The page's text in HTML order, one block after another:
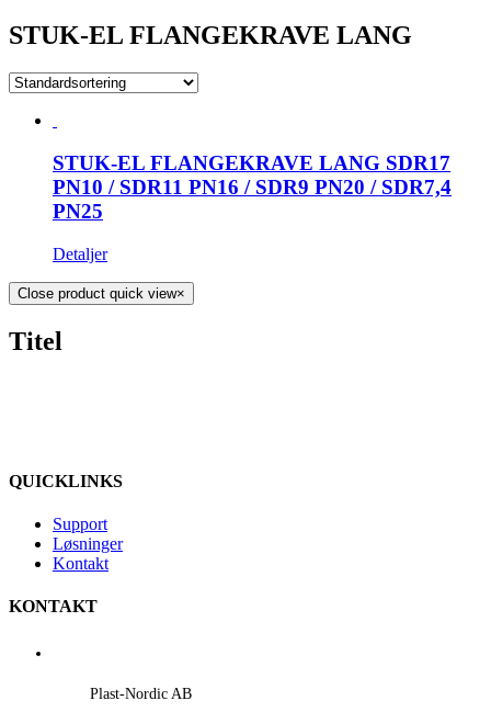
STUK-EL FLANGEKRAVE LANG
STUK-EL FLANGEKRAVE LANG SDR17
PN10 / SDR11 PN16 / SDR9 PN20 / SDR7,4
PN25
Detaljer
Close product quick view×
Titel
QUICKLINKS
Support
Løsninger
Kontakt
KONTAKT
Plast-Nordic AB